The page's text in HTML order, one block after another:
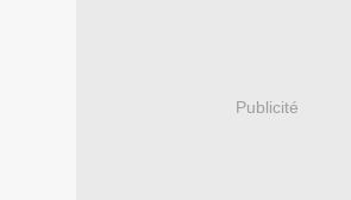
Publicité